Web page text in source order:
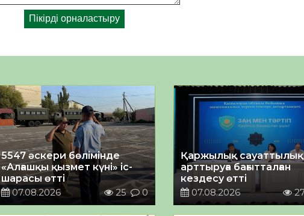
5547 әскери бөлімінде
«Алғашқы қызмет күні» іс-
шарасы өтті
07.08.2026
25 0
Қаржылық
арттыруға бағытталған
кездесу өтті
07.08.2026